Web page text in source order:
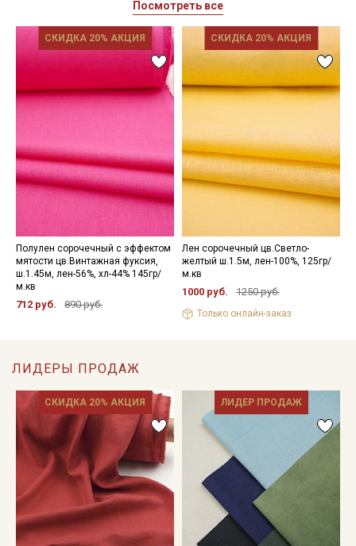
Посмотреть все
СКИДКА 20% АКЦИЯ
Полулен сорочечный с эффектом
мятости цв.Винтажная фуксия,
ш.1.45м, лен-56%, хл-44% 145гр/
м.кв
712 руб. 890 руб.
СКИДКА 20% АКЦИЯ
Лен сорочечный цв.Светло-
желтый ш.1.5м, лен-100%, 125гр/
м.кв
1000 руб. 1250 руб.
Только онлайн-заказ
ЛИДЕРЫ ПРОДАЖ
СКИДКА 20% АКЦИЯ ЛИДЕР ПРОДАЖ
Секретная рассылка от Купава
промокоды и скидки до 30% на узкие
категории тканей
Электронная почта
Подписаться
информационных рассылок